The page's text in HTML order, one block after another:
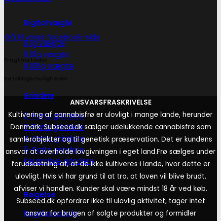
Digital vægte
0,1g vægte
0,01g vægte
0,001g vægte
Grindere
2-Parts grindere
3-Parts grindere
4-Parts grindere
5-Parts grindere
Keramiske grindere
Røgelse
Røgelsespinde
Gå til vores facebook-side
Fragtmetoder
ANSVARSFRASKRIVELSE
Kultivering af cannabisfrø er ulovligt i mange lande, herunder
Danmark. Subseed.dk sælger udelukkende cannabisfrø som
samlerobjekter og til genetisk præservation. Det er kundens
ansvar at overholde lovgivningen i eget land.Frø sælges under
forudsætning af, at de ikke kultiveres i lande, hvor dette er
ulovligt. Hvis vi har grund til at tro, at loven vil blive brudt,
afviser vi handlen. Kunder skal være mindst 18 år ved køb.
Subseed.dk opfordrer ikke til ulovlig aktivitet, tager intet
ansvar for brugen af solgte produkter og formidler